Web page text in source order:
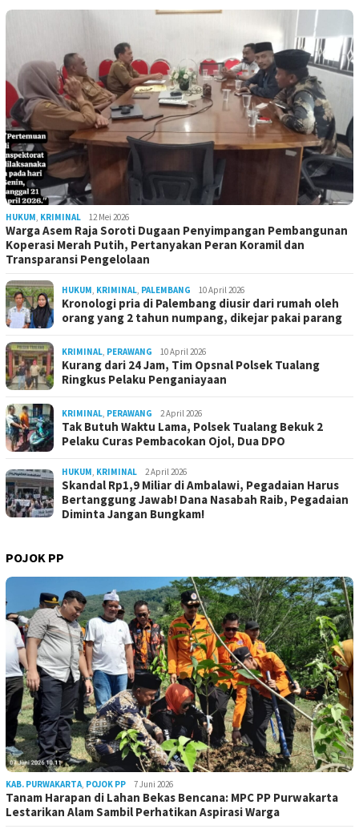
HUKUM, KRIMINAL 12 Mei 2026
Warga Asem Raja Soroti Dugaan Penyimpangan Pembangunan
Koperasi Merah Putih, Pertanyakan Peran Koramil dan
Transparansi Pengelolaan
HUKUM, KRIMINAL, PALEMBANG 10 April 2026
Kronologi pria di Palembang diusir dari rumah oleh
orang yang 2 tahun numpang, dikejar pakai parang
KRIMINAL, PERAWANG 10 April 2026
Kurang dari 24 Jam, Tim Opsnal Polsek Tualang
Ringkus Pelaku Penganiayaan
KRIMINAL, PERAWANG 2 April 2026
Tak Butuh Waktu Lama, Polsek Tualang Bekuk 2
Pelaku Curas Pembacokan Ojol, Dua DPO
HUKUM, KRIMINAL 2 April 2026
Skandal Rp1,9 Miliar di Ambalawi, Pegadaian Harus
Bertanggung Jawab! Dana Nasabah Raib, Pegadaian
Diminta Jangan Bungkam!
POJOK PP
KAB. PURWAKARTA, POJOK PP 7 Juni 2026
Tanam Harapan di Lahan Bekas Bencana: MPC PP Purwakarta
Lestarikan Alam Sambil Perhatikan Aspirasi Warga